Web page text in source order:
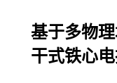
基于多物理
干式铁心